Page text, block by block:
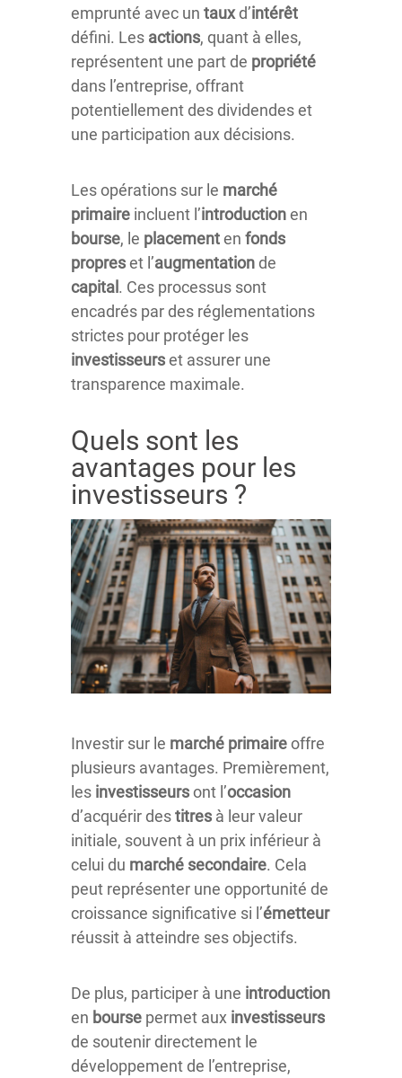
emprunté avec un tauxd’intérêt
défini. Les actions, quant à elles,
représentent une part de propriété
dans l’entreprise, offrant
potentiellement des dividendes et
une participation aux décisions.
Les opérations sur le marché
primaire incluent l’introductionen
bourse, le placementen fonds
propreset l’augmentation de
capital . Ces processus sont
encadrés par des réglementations
strictes pour protéger les
investisseurset assurer une
transparence maximale.
Quels sont les
avantages pour les
investisseurs ?
Investir sur le marché primaireoffre
plusieurs avantages. Premièrement,
les investisseursont l’occasion
d’acquérir destitres à leur valeur
initiale, souvent à un prix inférieur à
celui du marché secondaire. Cela
peut représenter une opportunité de
croissance significative si l’émetteur
réussit à atteindre ses objectifs.
De plus, participer à une introduction
en bourse permet aux investisseurs
de soutenir directement le
développement de l’entreprise,